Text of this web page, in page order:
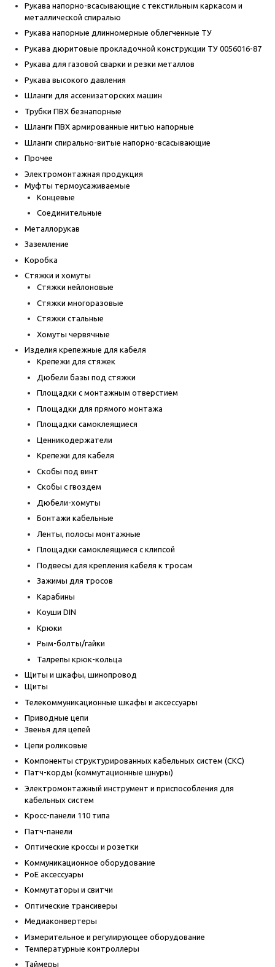
Рукава напорно-всасывающие с текстильным каркасом и
металлической спиралью
Рукава напорные длинномерные облегченные ТУ
Рукава дюритовые прокладочной конструкции ТУ 0056016-87
Рукава для газовой сварки и резки металлов
Рукава высокого давления
Шланги для ассенизаторских машин
Трубки ПВХ безнапорные
Шланги ПВХ армированные нитью напорные
Шланги спирально-витые напорно-всасывающие
Прочее
Электромонтажная продукция
Муфты термоусаживаемые
Концевые
Соединительные
Металлорукав
Заземление
Коробка
Стяжки и хомуты
Стяжки нейлоновые
Стяжки многоразовые
Стяжки стальные
Хомуты червячные
Изделия крепежные для кабеля
Крепежи для стяжек
Дюбели базы под стяжки
Площадки с монтажным отверстием
Площадки для прямого монтажа
Площадки самоклеящиеся
Ценникодержатели
Крепежи для кабеля
Скобы под винт
Скобы с гвоздем
Дюбели-хомуты
Бонтажи кабельные
Ленты, полосы монтажные
Площадки самоклеящиеся с клипсой
Подвесы для крепления кабеля к тросам
Зажимы для тросов
Карабины
Коуши DIN
Крюки
Рым-болты/гайки
Талрепы крюк-кольца
Щиты и шкафы, шинопровод
Щиты
Телекоммуникационные шкафы и аксессуары
Приводные цепи
Звенья для цепей
Цепи роликовые
Компоненты структурированных кабельных систем (СКС)
Патч-корды (коммутационные шнуры)
Электромонтажный инструмент и приспособления для
кабельных систем
Кросс-панели 110 типа
Патч-панели
Оптические кроссы и розетки
Коммуникационное оборудование
PoE аксессуары
Коммутаторы и свитчи
Оптические трансиверы
Медиаконвертеры
Измерительное и регулирующее оборудование
Температурные контроллеры
Таймеры